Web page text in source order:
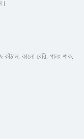
কালো বেরি, পালং শাক,